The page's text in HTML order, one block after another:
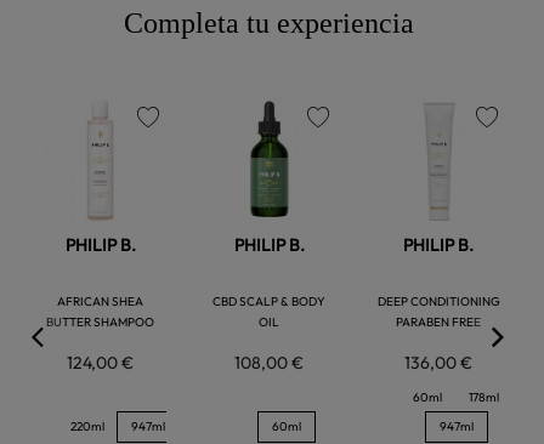
Completa tu experiencia
PHILIP B.
AFRICAN SHEA
BUTTER SHAMPOO
124,00 €
220ml 947ml
PHILIP B.
CBD SCALP & BODY
OIL
108,00 €
60ml
PHILIP B.
DEEP CONDITIONING
PARABEN FREE
136,00 €
60ml
178ml
947ml